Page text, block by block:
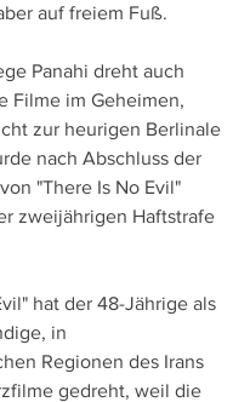
auf freiem Fuß.
Panahi dreht auch
Filme im Geheimen,
zur heurigen Berlinale
nach Abschluss der
"There Is No Evil"
zweijährigen Haftstrafe
hat der 48-Jährige als
in
Regionen des Irans
gedreht, weil die